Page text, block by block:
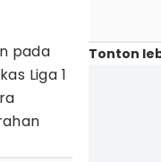
pada
Liga 1
Tonton